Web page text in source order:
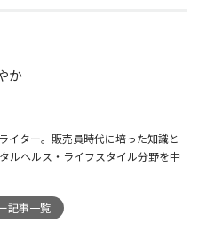
か
イター。販売員時代に培った知識と
ルヘルス・ライフスタイル分野を中
記事一覧